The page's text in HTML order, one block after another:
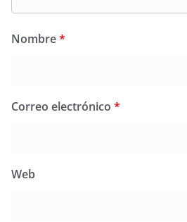
Nombre*
Correo electrónico *
Web